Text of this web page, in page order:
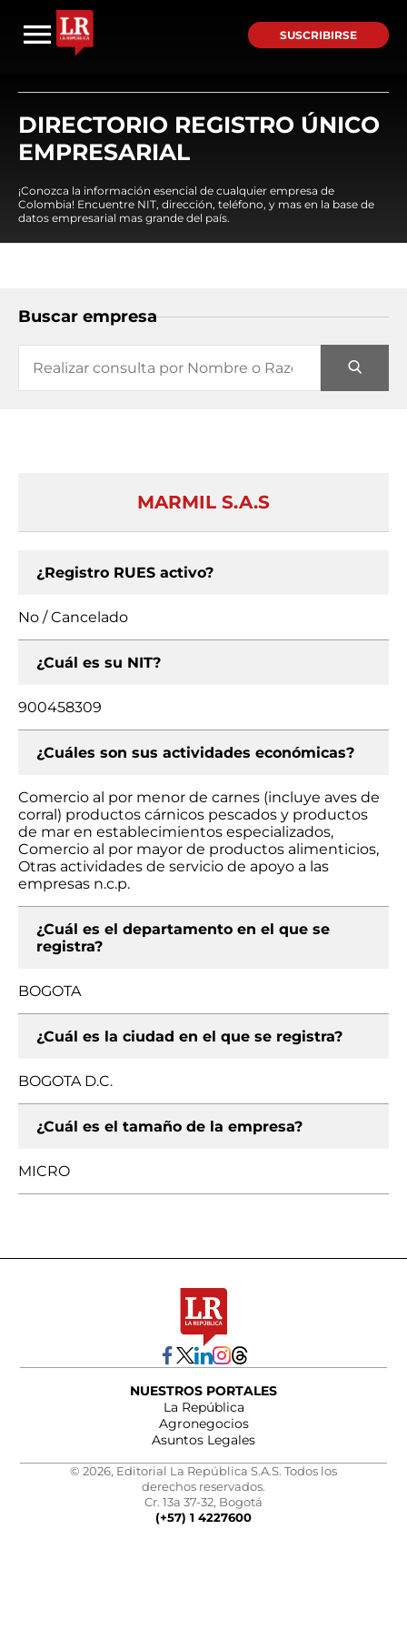
SUSCRIBIRSE
DIRECTORIO REGISTRO ÚNICO
EMPRESARIAL
¡Conozca la información esencial de cualquier empresa de
Colombia! Encuentre NIT, dirección, teléfono, y mas en la base de
datos empresarial mas grande del país.
Buscar empresa
MARMIL S.A.S
¿Registro RUES activo?
No / Cancelado
¿Cuál es su NIT?
900458309
¿Cuáles son sus actividades económicas?
Comercio al por menor de carnes (incluye aves de
corral) productos cárnicos pescados y productos
de mar en establecimientos especializados,
Comercio al por mayor de productos alimenticios,
Otras actividades de servicio de apoyo a las
empresas n.c.p.
¿Cuál es el departamento en el que se
registra?
BOGOTA
¿Cuál es la ciudad en el que se registra?
BOGOTA D.C.
¿Cuál es el tamaño de la empresa?
MICRO
NUESTROS PORTALES
La República
Agronegocios
Asuntos Legales
© 2026, Editorial La República S.A.S. Todos los
derechos reservados.
Cr. 13a 37-32, Bogotá
(+57) 1 4227600